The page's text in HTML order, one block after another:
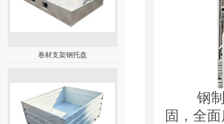
卷材支架钢托盘
钢制托
固，全